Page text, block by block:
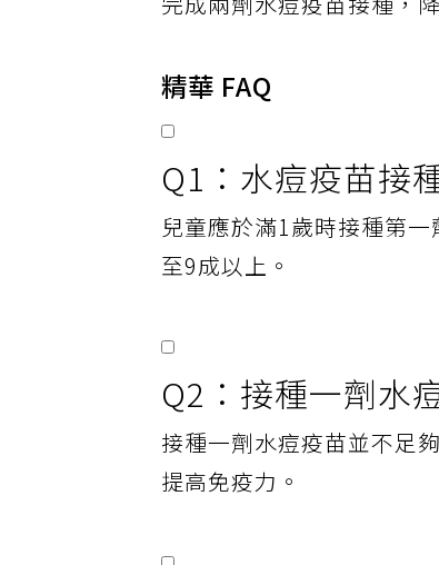
完成兩劑水痘疫苗接種，
精華 FAQ
Q1：水痘疫苗接
兒童應於滿1歲時接種第
至9成以上。
Q2：接種一劑水
接種一劑水痘疫苗並不足
提高免疫力。